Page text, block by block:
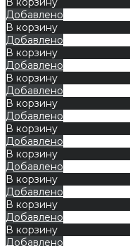
Добавлено
В корзину
Добавлено
В корзину
Добавлено
В корзину
Добавлено
В корзину
Добавлено
В корзину
Добавлено
В корзину
Добавлено
В корзину
Добавлено
В корзину
Добавлено
В корзину
Добавлено